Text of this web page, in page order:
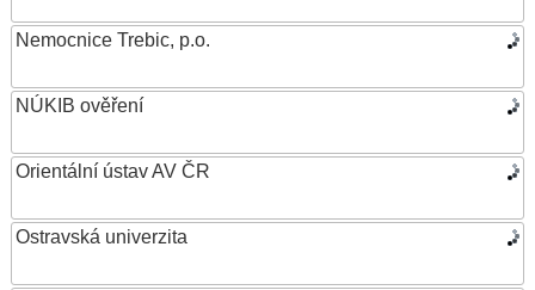
Nemocnice Trebic, p.o.
NÚKIB ověření
Orientální ústav AV ČR
Ostravská univerzita